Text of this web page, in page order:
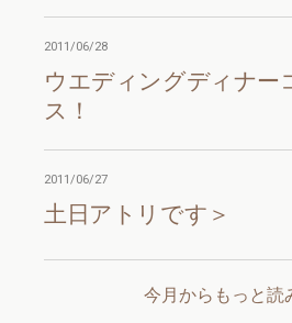
2011/06/28
ウエディングディナー
ス！
2011/06/27
土日アトリです＞
今月からもっと読